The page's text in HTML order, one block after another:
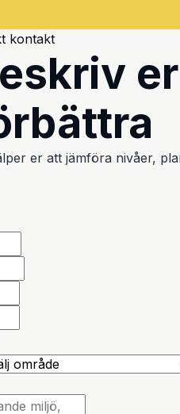
kontakt
er att jämföra nivåer,